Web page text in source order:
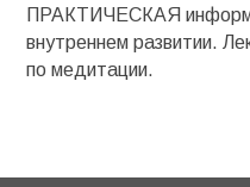
ПРАКТИЧЕСКАЯ
внутреннем развитии.
по медитации.